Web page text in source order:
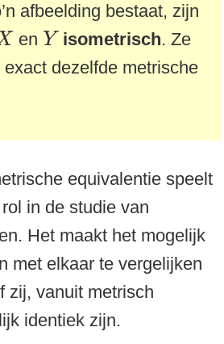
afbeelding bestaat, zijn
X en Y
Y isometrisch. Ze
exact dezelfde metrische
equivalentie speelt
in de studie van
Het maakt het mogelijk
met elkaar te vergelijken
zij, vanuit metrisch
identiek zijn.